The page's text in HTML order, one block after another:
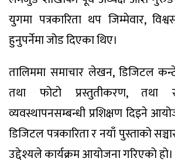
युगमा पत्रकारिता थप जिम्मेवार,
हुनुपर्नेमा जोड दिएका थिए।
तालिममा समाचार लेखन, डिजिटल
तथा फोटो प्रस्तुतीकरण, तथा
व्यवस्थापनसम्बन्धी प्रशिक्षण दिइने
डिजिटल पत्रकारिता र नयाँ पुस्ताको
उद्देश्यले कार्यक्रम आयोजना गरिएको हो।